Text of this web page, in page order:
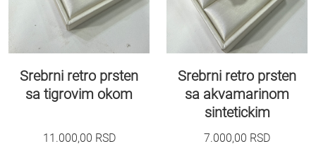
Srebrni retro prsten
sa tigrovim okom
11.000,00 RSD
Srebrni retro prsten
sa akvamarinom
sintetickim
7.000,00 RSD